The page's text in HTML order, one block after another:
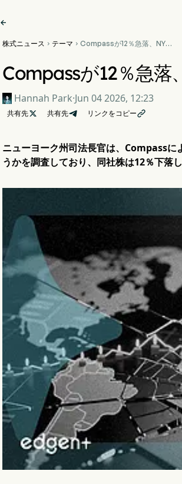

株式ニュース  テーマ  Compassが12％急落、NY州
Compassが12％急落
Hannah Park·Jun 04 2026, 12:23
共有先 共有先 リンクをコピー
ニューヨーク州司法長官は、Compass
うかを調査しており、同社株は12％下落し